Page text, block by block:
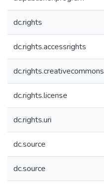
dc.rights
dc.rights.accessrights
dc.rights.creativecommons
dc.rights.license
dc.rights.uri
dc.source
dc.source